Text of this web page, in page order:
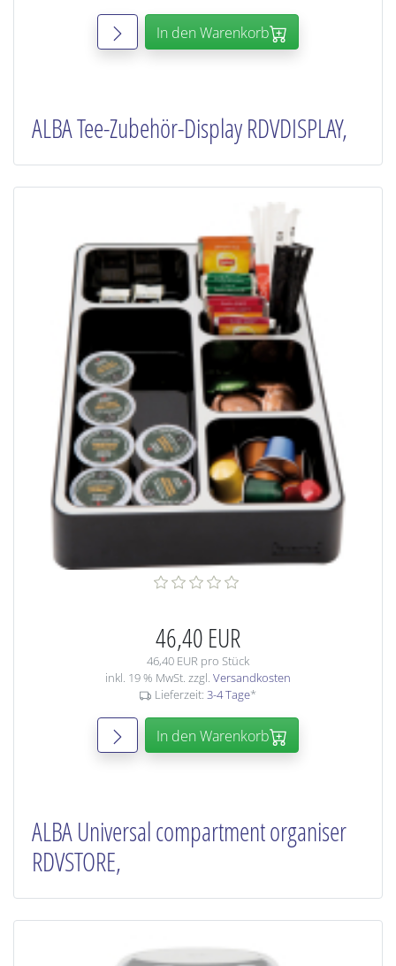
In den Warenkorb
ALBA Tee-Zubehör-Display RDVDISPLAY,
46,40 EUR
46,40 EUR pro Stück
inkl. 19 % MwSt. zzgl. Versandkosten
Lieferzeit: 3-4 Tage*
In den Warenkorb
ALBA Universal compartment organiser
RDVSTORE,